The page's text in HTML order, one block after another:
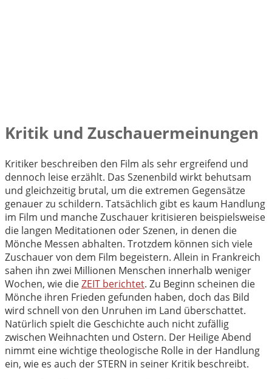
Kritik und Zuschauermeinungen
Kritiker beschreiben den Film als sehr ergreifend und
dennoch leise erzählt. Das Szenenbild wirkt behutsam
und gleichzeitig brutal, um die extremen Gegensätze
genauer zu schildern. Tatsächlich gibt es kaum Handlung
im Film und manche Zuschauer kritisieren beispielsweise
die langen Meditationen oder Szenen, in denen die
Mönche Messen abhalten. Trotzdem können sich viele
Zuschauer von dem Film begeistern. Allein in Frankreich
sahen ihn zwei Millionen Menschen innerhalb weniger
Wochen, wie dieZEIT berichtet. Zu Beginn scheinen die
Mönche ihren Frieden gefunden haben, doch das Bild
wird schnell von den Unruhen im Land überschattet.
Natürlich spielt die Geschichte auch nicht zufällig
zwischen Weihnachten und Ostern. Der Heilige Abend
nimmt eine wichtige theologische Rolle in der Handlung
ein, wie es auch der STERN in seiner Kritik beschreibt.